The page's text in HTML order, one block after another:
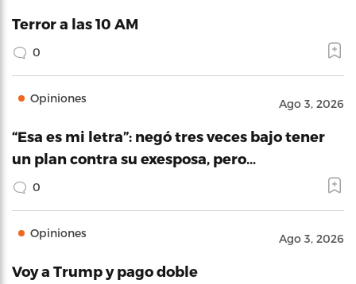
Terror a las 10 AM
0
Opiniones Ago 3, 2026
“Esa es mi letra”: negó tres veces bajo tener
un plan contra su exesposa, pero…
0
Opiniones Ago 3, 2026
Voy a Trump y pago doble